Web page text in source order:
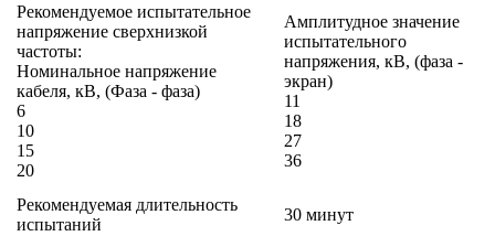
Рекомендуемое испытательное
напряжение сверхнизкой
частоты:
Номинальное напряжение
кабеля, кВ, (Фаза - фаза)
6
10
15
20
Амплитудное значение
испытательного
напряжения, кВ, (фаза -
экран)
11
18
27
36
Рекомендуемая длительность
испытаний
30 минут